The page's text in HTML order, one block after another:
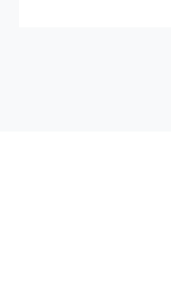
Bredd: